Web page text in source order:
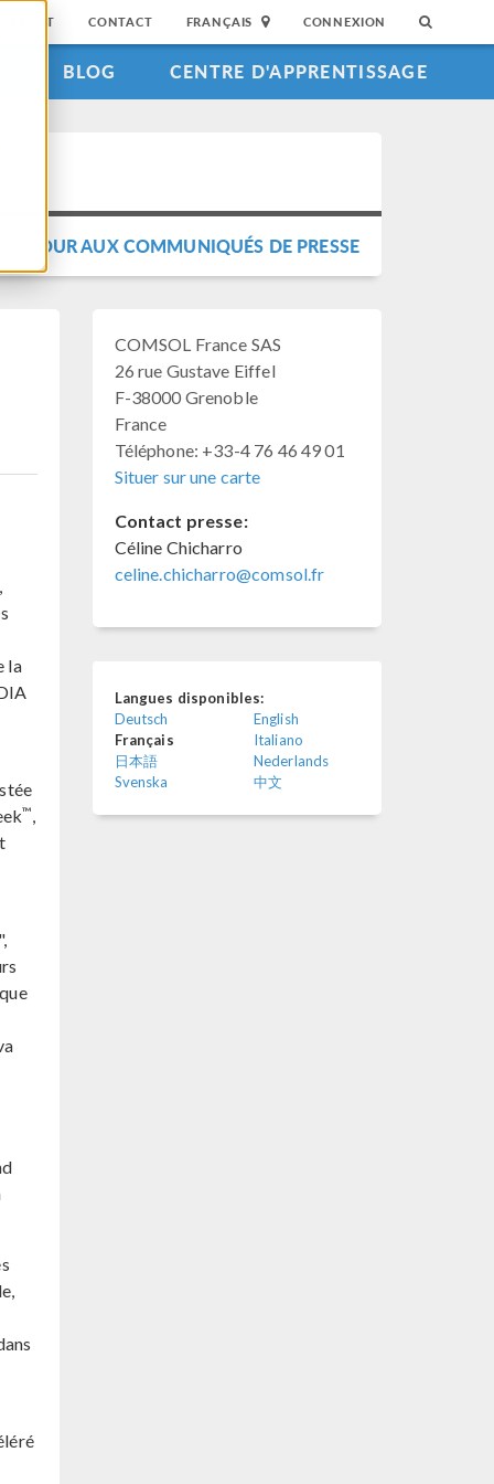
SUPPORT CONTACT FRANÇAIS CONNEXION
BLOG CENTRE D'APPRENTISSAGE
RETOUR AUX COMMUNIQUÉS DE PRESSE
la
™,
COMSOL France SAS
26 rue Gustave Eiffel
F-38000 Grenoble
France
Téléphone: +33-4 76 46 49 01
Situer sur une carte
Contact presse:
Céline Chicharro
celine.chicharro@comsol.fr
Langues disponibles:
Deutsch
English
Français
Italiano
日本語
Nederlands
Svenska
中文